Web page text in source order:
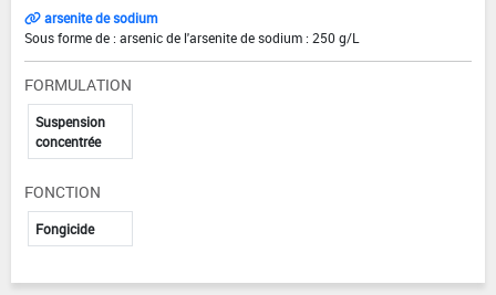
arsenite de sodium
Sous forme de : arsenic de l'arsenite de sodium : 250 g/L
FORMULATION
Suspension
concentrée
FONCTION
Fongicide